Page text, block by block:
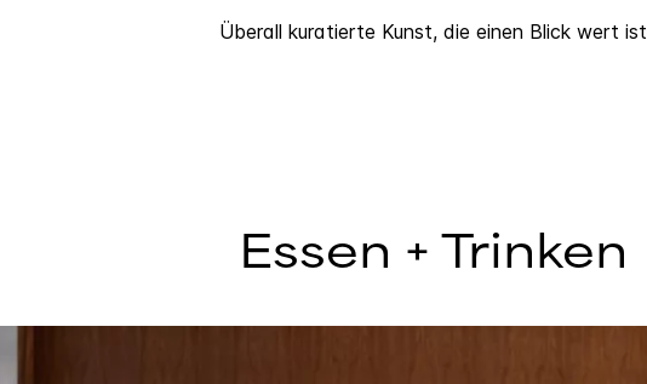
Überall kuratierte Kunst, die einen Blick wert ist
Essen + Trinken